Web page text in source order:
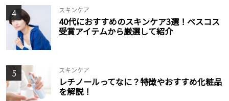
4 スキンケア
40代におすすめのスキンケア3選！ベスコス
受賞アイテムから厳選して紹介
5 スキンケア
レチノールってなに？特徴やおすすめ化粧品
を解説！